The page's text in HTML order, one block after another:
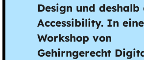
Design und deshalb
Accessibility. In
Workshop von
Gehirngerecht